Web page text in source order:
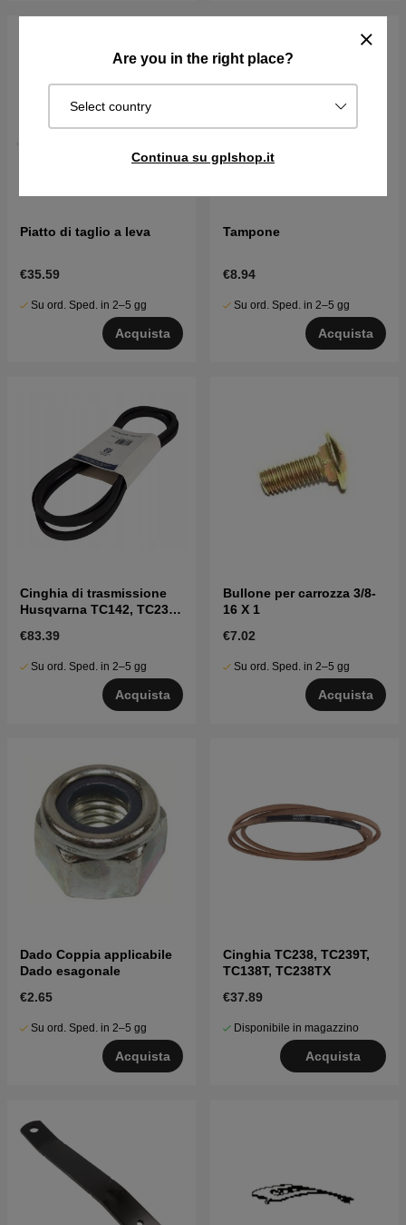
Are you in the right place?
Select country
Continua su gplshop.it
Piatto di taglio a leva
€35.59
Su ord. Sped. in 2–5 gg
Acquista
Tampone
€8.94
Su ord. Sped. in 2–5 gg
Acquista
Cinghia di trasmissione
Husqvarna TC142, TC238,
€83.39
Su ord. Sped. in 2–5 gg
Acquista
Bullone per carrozza 3/8-
16 X 1
€7.02
Su ord. Sped. in 2–5 gg
Acquista
Dado Coppia applicabile
Dado esagonale
€2.65
Su ord. Sped. in 2–5 gg
Acquista
Cinghia TC238, TC239T,
TC138T, TC238TX
€37.89
Disponibile in magazzino
Acquista